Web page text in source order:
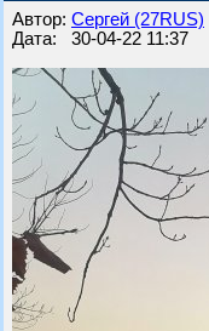
Автор: Сергей (27RUS)
Дата: 30-04-22 11:37